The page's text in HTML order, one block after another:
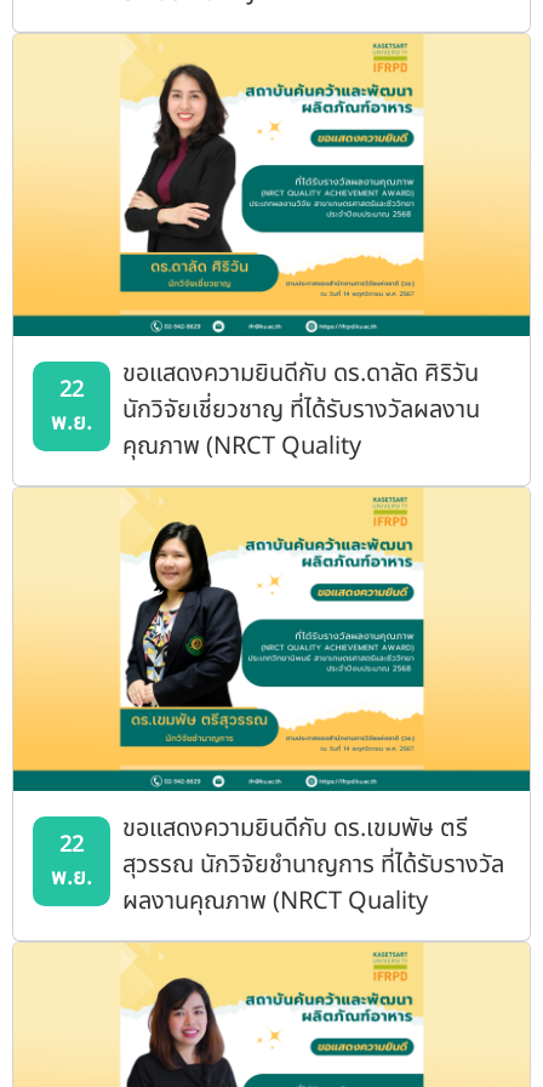
INTERNATIONAL AWARD FOR
YOUNG AGRICULTURAL
RESEARCHERS
22
พ.ย.
ขอแสดงความยินดีกับ ดร.ดาลัด ศิริวัน
นักวิจัยเชี่ยวชาญ ที่ได้รับรางวัลผลงาน
คุณภาพ (NRCT Quality
Achievement Award) ประเภทผลงาน
วิจัย สาขาเกษตรศาสตร์และชีววิทยา
22
พ.ย.
ขอแสดงความยินดีกับ ดร.เขมพัษ ตรี
สุวรรณ นักวิจัยชำนาญการ ที่ได้รับรางวัล
ผลงานคุณภาพ (NRCT Quality
Achievement Award) ประเภท
วิทยานิพนธ์ สาขาเกษตรศาสตร์และ
ชีววิทยา